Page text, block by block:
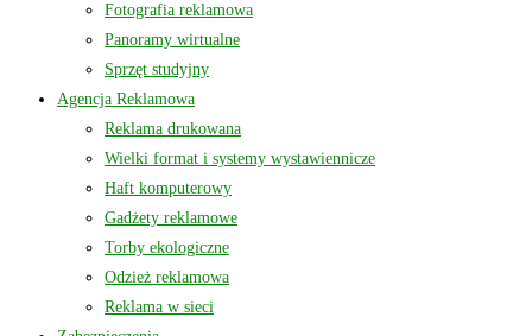
Fotografia reklamowa
Panoramy wirtualne
Sprzęt studyjny
Agencja Reklamowa
Reklama drukowana
Wielki format i systemy wystawiennicze
Haft komputerowy
Gadżety reklamowe
Torby ekologiczne
Odzież reklamowa
Reklama w sieci